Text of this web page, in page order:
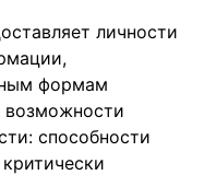
личности
формам
возможности
способности